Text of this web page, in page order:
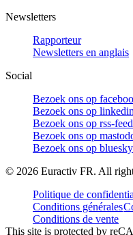
Newsletters
Rapporteur
Newsletters en anglais
Social
Bezoek ons op
Bezoek ons op linkedin
Bezoek ons op rss-feed
Bezoek ons op
Bezoek ons op bluesky
© 2026 Euractiv FR. All
Politique de
Conditions générales
Conditions de vente
This site is protected by